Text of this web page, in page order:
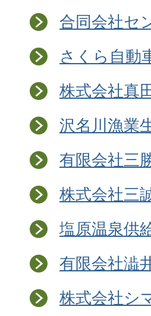
合同会社セ
さくら自動
株式会社真
沢名川漁業
有限会社三
株式会社三
塩原温泉供
有限会社澁
株式会社シ